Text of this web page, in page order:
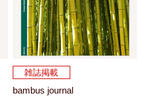
雑誌掲載
bambus journal